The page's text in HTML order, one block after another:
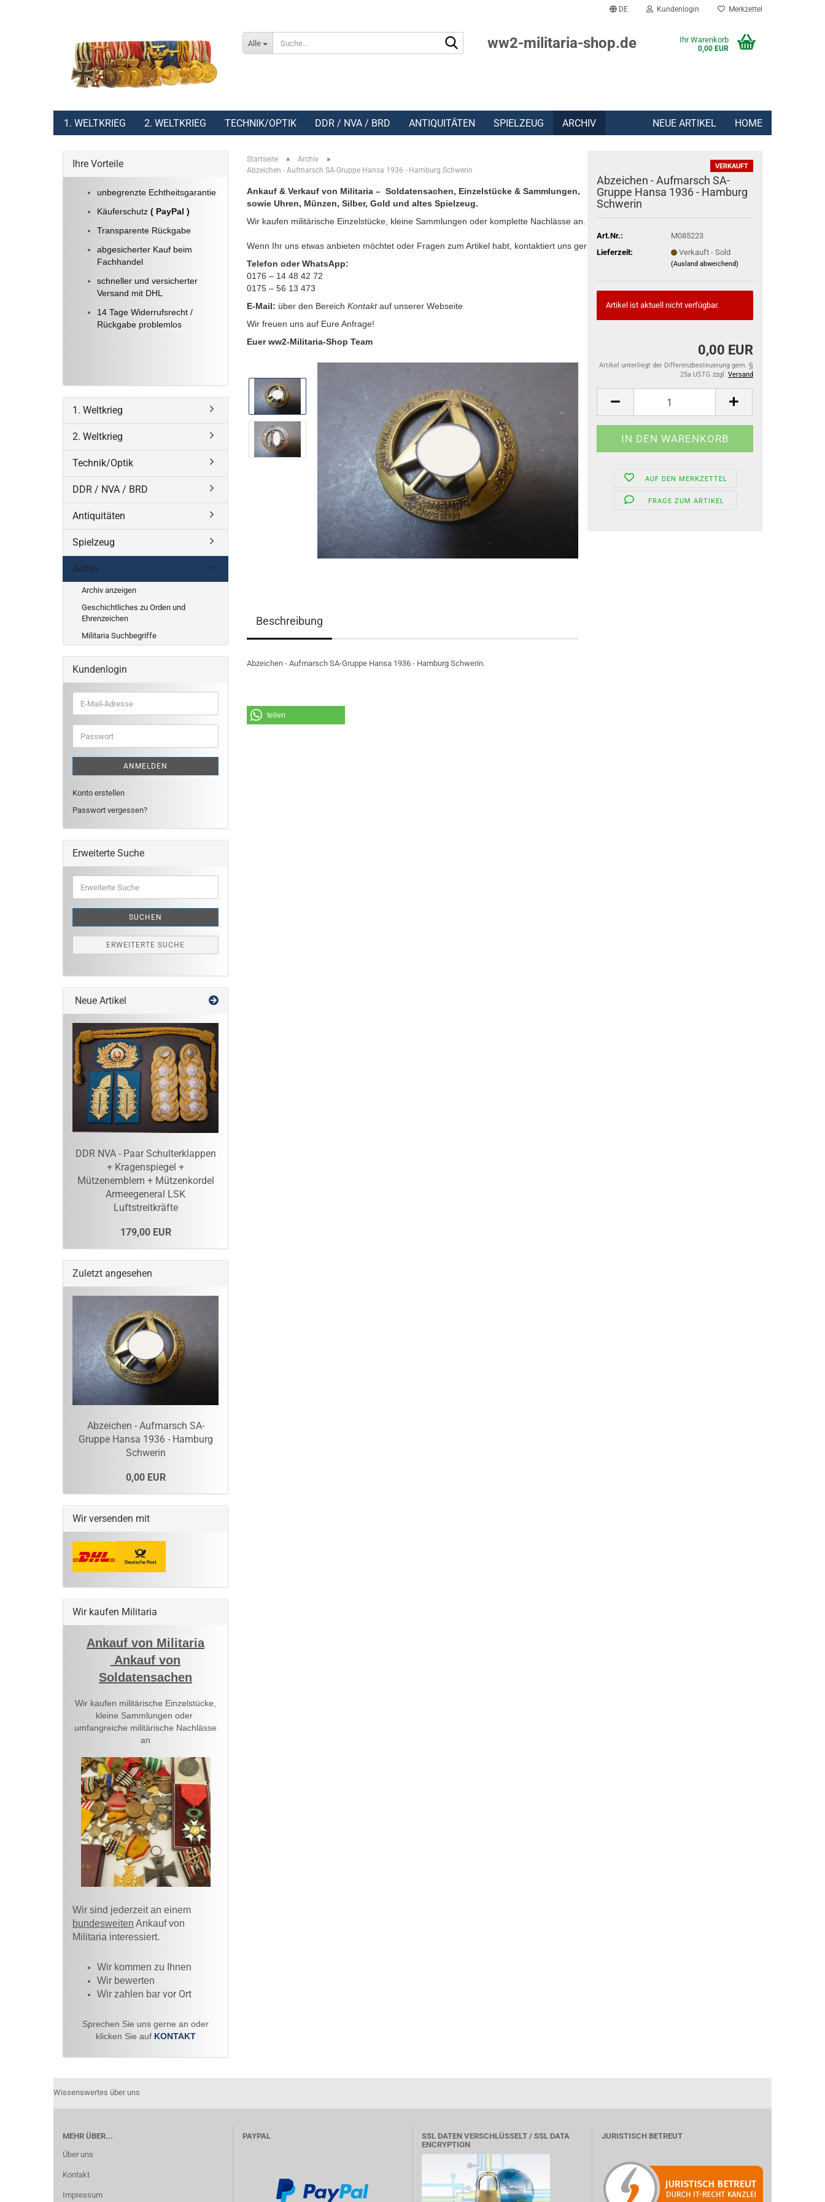
DE Kundenlogin Merkzettel
Alle ww2-militaria-shop.de Ihr Warenkorb
0,00 EUR
1. WELTKRIEG 2. WELTKRIEG TECHNIK/OPTIK DDR / NVA / BRD ANTIQUITÄTEN SPIELZEUG ARCHIV NEUE ARTIKEL HOME
Startseite » Archiv »
Abzeichen - Aufmarsch SA-Gruppe Hansa 1936 - Hamburg Schwerin
Ankauf & Verkauf von Militaria – Soldatensachen, Einzelstücke & Sammlungen,
sowie Uhren, Münzen, Silber, Gold und altes Spielzeug.
Wir kaufen militärische Einzelstücke, kleine Sammlungen oder komplette Nachlässe an.
Wenn Ihr uns etwas anbieten möchtet oder Fragen zum Artikel habt, kontaktiert uns gern:
Telefon oder WhatsApp:
0176 – 14 48 42 72
0175 – 56 13 473
E-Mail: über den Bereich Kontakt auf unserer Webseite
Wir freuen uns auf Eure Anfrage!
Euer ww2-Militaria-Shop Team
VERKAUFT
Abzeichen - Aufmarsch SA-
Gruppe Hansa 1936 - Hamburg
Schwerin
Art.Nr.:
M085223
Lieferzeit:
Verkauft - Sold
(Ausland abweichend)
Artikel ist aktuell nicht verfügbar.
0,00 EUR
Artikel unterliegt der Differenzbesteuerung gem. §
25a USTG zzgl. Versand
AUF DEN MERKZETTEL
FRAGE ZUM ARTIKEL
Beschreibung
Abzeichen - Aufmarsch SA-Gruppe Hansa 1936 - Hamburg Schwerin.
teilen
Ihre Vorteile
unbegrenzte Echtheitsgarantie
Käuferschutz ( PayPal )
Transparente Rückgabe
abgesicherter Kauf beim
Fachhandel
schneller und versicherter
Versand mit DHL
14 Tage Widerrufsrecht /
Rückgabe problemlos
1. Weltkrieg
2. Weltkrieg
Technik/Optik
DDR / NVA / BRD
Antiquitäten
Spielzeug
Archiv
Archiv anzeigen
Geschichtliches zu Orden und
Ehrenzeichen
Militaria Suchbegriffe
Kundenlogin
E-
Mail-
Adresse
Passwort
ANMELDEN
Konto erstellen
Passwort vergessen?
Erweiterte Suche
Suche
SUCHEN
ERWEITERTE SUCHE
Neue Artikel
DDR NVA - Paar Schulterklappen
+ Kragenspiegel +
Mützenemblem + Mützenkordel
Armeegeneral LSK
Luftstreitkräfte
179,00 EUR
Zuletzt angesehen
Abzeichen - Aufmarsch SA-
Gruppe Hansa 1936 - Hamburg
Schwerin
0,00 EUR
Wir versenden mit
Wir kaufen Militaria
Ankauf von Militaria
Ankauf von
Soldatensachen
Wir kaufen militärische Einzelstücke,
kleine Sammlungen oder
umfangreiche militärische Nachlässe
an
Wir sind jederzeit an einem
bundesweiten Ankauf von
Militaria interessiert.
Wir kommen zu Ihnen​
Wir bewerten
Wir zahlen bar vor Ort
Sprechen Sie uns gerne an oder
klicken Sie auf KONTAKT
Wissenswertes über uns
MEHR ÜBER...
Über uns
Kontakt
Impressum
PAYPAL
SSL DATEN VERSCHLÜSSELT / SSL DATA
ENCRYPTION
JURISTISCH BETREUT